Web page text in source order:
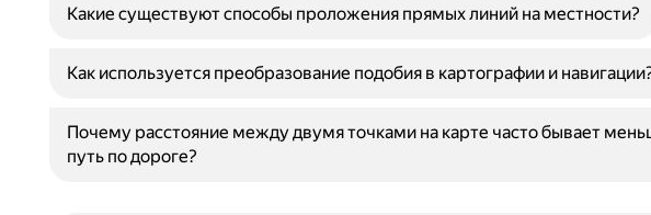
Какие существуют способы проложения прямых линий на местности?
Как используется преобразование подобия в картографии и
Почему расстояние между двумя точками на карте часто бывает
путь по дороге?